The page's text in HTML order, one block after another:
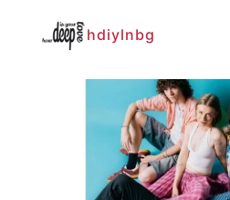
hdiylnbg